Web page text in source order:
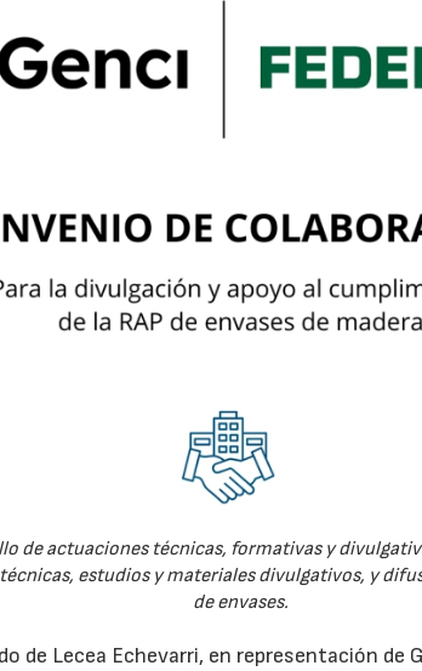
de actuaciones técnicas, formativas y
estudios y materiales divulgativos, y
de envases.
de Lecea Echevarri, en representación de